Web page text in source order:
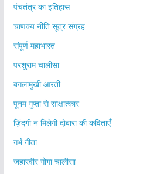
पंचतंत्र का इतिहास
चाणक्य नीति सूत्र संग्रह
संपूर्ण महाभारत
परशुराम चालीसा
बगलामुखी आरती
पूनम गुप्ता से साक्षात्कार
ज़िंदगी न मिलेगी दोबारा की कविताएँ
गर्भ गीता
जहारवीर गोगा चालीसा